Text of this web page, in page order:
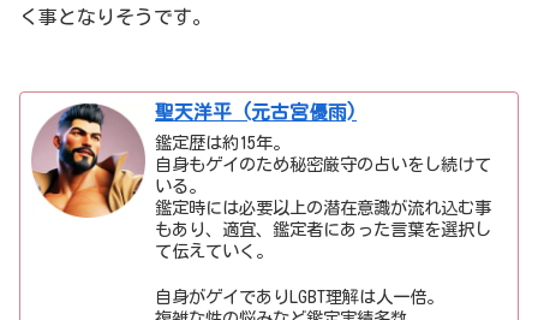
く事となりそうです。
聖天洋平 (元古宮優雨)
鑑定歴は約15年。
自身もゲイのため秘密厳守の占いをし続けて
いる。
鑑定時には必要以上の潜在意識が流れ込む事
もあり、適宜、鑑定者にあった言葉を選択し
て伝えていく。
自身がゲイでありLGBT理解は人一倍。